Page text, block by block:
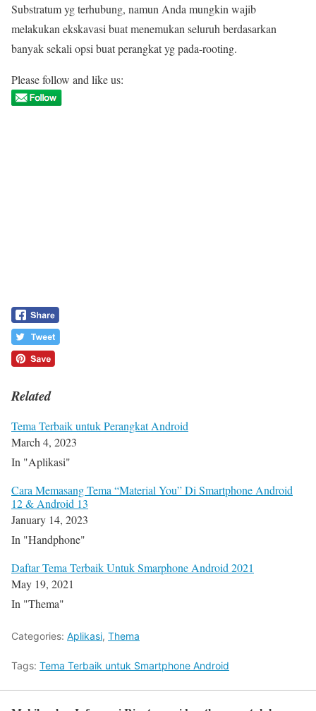
Substratum yg terhubung, namun Anda mungkin wajib
melakukan ekskavasi buat menemukan seluruh berdasarkan
banyak sekali opsi buat perangkat yg pada-rooting.
Please follow and like us:
Related
Tema Terbaik untuk Perangkat Android
March 4, 2023
In "Aplikasi"
Cara Memasang Tema “Material You” Di Smartphone Android
12 & Android 13
January 14, 2023
In "Handphone"
Daftar Tema Terbaik Untuk Smarphone Android 2021
May 19, 2021
In "Thema"
Categories: Aplikasi, Thema
Tags: Tema Terbaik untuk Smartphone Android